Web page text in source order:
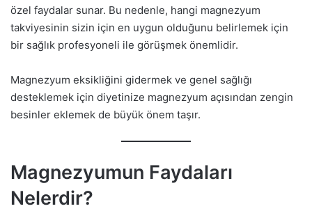
özel faydalar sunar. Bu nedenle, hangi magnezyum
takviyesinin sizin için en uygun olduğunu belirlemek için
bir sağlık profesyoneli ile görüşmek önemlidir.
Magnezyum eksikliğini gidermek ve genel sağlığı
desteklemek için diyetinize magnezyum açısından zengin
besinler eklemek de büyük önem taşır.
Magnezyumun Faydaları
Nelerdir?